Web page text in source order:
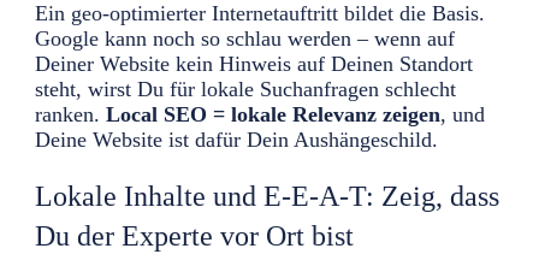
Ein geo-optimierter Internetauftritt bildet die Basis.
Google kann noch so schlau werden – wenn auf
Deiner Website kein Hinweis auf Deinen Standort
steht, wirst Du für lokale Suchanfragen schlecht
ranken. Local SEO = lokale Relevanz zeigen, und
Deine Website ist dafür Dein Aushängeschild.
Lokale Inhalte und E-E-A-T: Zeig, dass
Du der Experte vor Ort bist